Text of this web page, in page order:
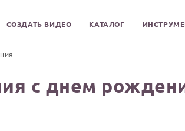
СОЗДАТЬ ВИДЕО КАТАЛОГ
с днем